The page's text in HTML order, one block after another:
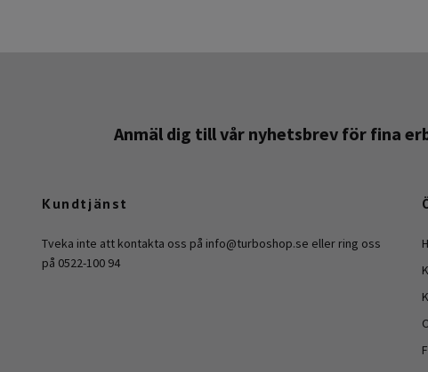
Anmäl dig till vår nyhetsbrev för fina
Kundtjänst
Tveka inte att kontakta oss på info@turboshop.se eller ring oss
på 0522-100 94